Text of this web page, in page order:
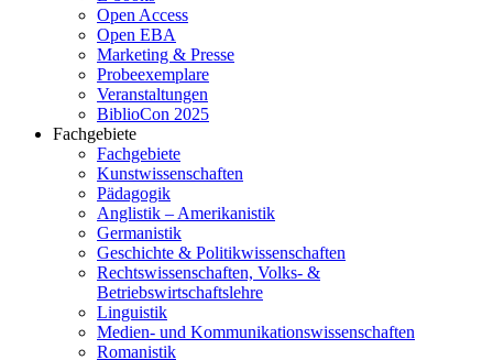
Open Access
Open EBA
Marketing & Presse
Probeexemplare
Veranstaltungen
BiblioCon 2025
Fachgebiete
Fachgebiete
Kunstwissenschaften
Pädagogik
Anglistik – Amerikanistik
Germanistik
Geschichte & Politikwissenschaften
Rechtswissenschaften, Volks- &
Betriebswirtschaftslehre
Linguistik
Medien- und Kommunikationswissenschaften
Romanistik